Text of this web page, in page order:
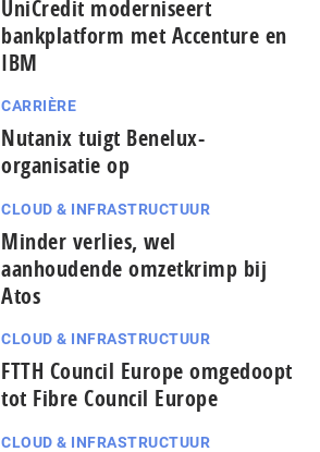
UniCredit moderniseert
bankplatform met Accenture en
IBM
CARRIÈRE
Nutanix tuigt Benelux-
organisatie op
CLOUD & INFRASTRUCTUUR
Minder verlies, wel
aanhoudende omzetkrimp bij
Atos
CLOUD & INFRASTRUCTUUR
FTTH Council Europe omgedoopt
tot Fibre Council Europe
CLOUD & INFRASTRUCTUUR